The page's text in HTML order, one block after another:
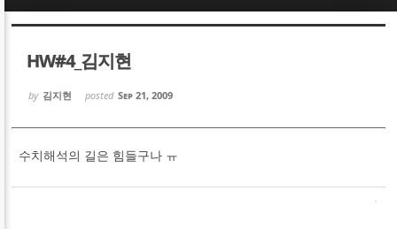
HW#4_김지현
by 김지현 posted Sep 21, 2009
수치해석의 길은 힘들구나 ㅠ
Sketchbook5, 스케치북5
Sketchbook5, 스케치북5
Sketchbook5, 스케치북5
Sketchbook5, 스케치북5